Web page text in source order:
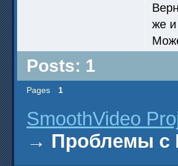
же
Posts: 1
Pages 1
SmoothVideo
→ Проблемы с